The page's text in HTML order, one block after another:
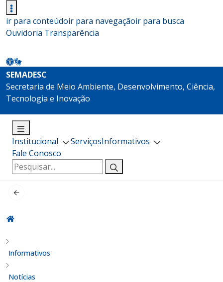
ir para conteúdoir para navegaçãoir para busca
Ouvidoria Transparência
SEMADESC
Secretaria de Meio Ambiente, Desenvolvimento, Ciência,
Tecnologia e Inovação
Institucional ServiçosInformativos
Fale Conosco
Pesquisar
por:
Informativos
Notícias